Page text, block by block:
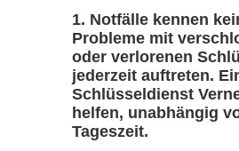
Notfälle kennen
Probleme mit
oder verlorenen
jederzeit auftreten.
Schlüsseldienst
helfen, unabhängig
Tageszeit.